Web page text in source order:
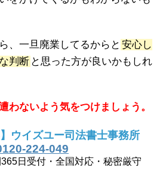
、一旦廃業してるからと 安心し
判断 と思った方が良いかもしれ
わないよう気をつけましょう。
】ウイズユー司法書士事務所
224-049
日受付・全国対応・秘密厳守